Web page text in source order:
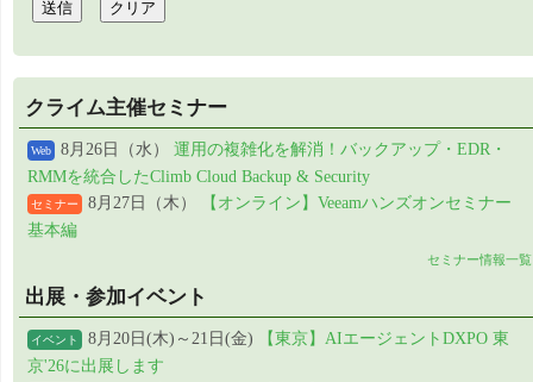
クライム主催セミナー
Web 8月26日（水） 運用の複雑化を解消！バックアップ・EDR・
RMMを統合したClimb Cloud Backup & Security
セミナー 8月27日（木）
【オンライン】Veeamハンズオンセミナー
基本編
セミナー情報一覧
出展・参加イベント
イベント 8月20日(木)～21日(金)
【東京】AIエージェントDXPO 東
京'26に出展します